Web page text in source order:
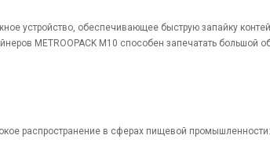
устройство, обеспечивающее быструю запайку
METROOPACK M10 способен запечатать большой
распространение в сферах пищевой промышленности: